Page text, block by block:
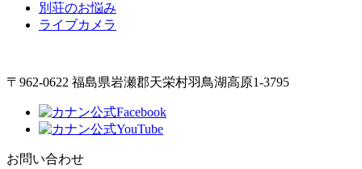
別荘のお悩み
ライブカメラ
〒962-0622 福島県岩瀬郡天栄村羽鳥湖高原1-3795
お問い合わせ